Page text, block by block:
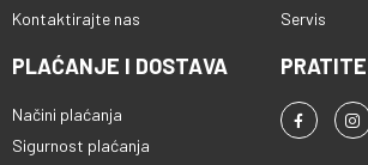
Kontaktirajte nas
Servis
PLAĆANJE I DOSTAVA
Načini plaćanja
Sigurnost plaćanja